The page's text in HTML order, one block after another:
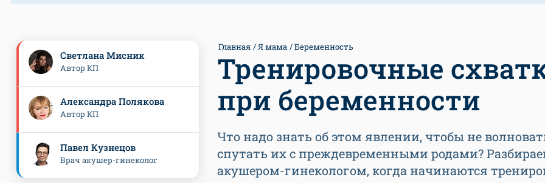
Главная Я мама Беременность
Тренировочные
при беременности
Что надо знать об этом явлении, чтобы не
спутать их с преждевременными родами?
акушером-гинекологом, когда начинаются
Светлана Мисник
Автор КП
Александра Полякова
Автор КП
Павел Кузнецов
Врач акушер-гинеколог